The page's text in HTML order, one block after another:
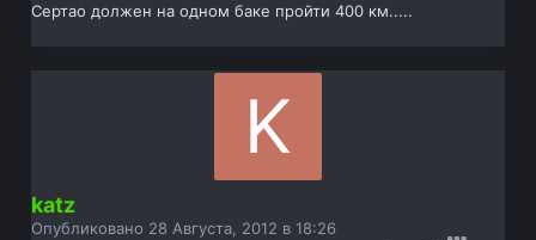
Сертао должен на одном баке пройти 400 км.....
katz
Опубликовано 28 Августа, 2012 в 18:26